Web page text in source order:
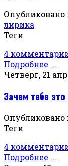
Опубликовано
лирика
Теги
4
Подробнее ...
Четверг, 21
Зачем тебе
Опубликовано
Теги
4
Подробнее ...